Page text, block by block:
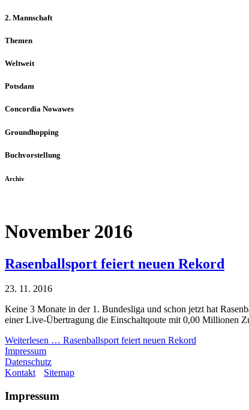
2. Mannschaft
Themen
Weltweit
Potsdam
Concordia Nowawes
Groundhopping
Buchvorstellung
Archiv
November 2016
Rasenballsport feiert neuen Rekord
23. 11. 2016
Keine 3 Monate in der 1. Bundesliga und schon jetzt hat
einer Live-Übertragung die Einschaltqoute mit 0,00 Millionen
Weiterlesen … Rasenballsport feiert neuen Rekord
Impressum
Datenschutz
Kontakt
Sitemap
Impressum